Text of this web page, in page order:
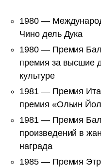
1980 —
Чино дель Дука
1980 — Премия
премия за высшие
культуре
1981 — Премия
премия «Ольин
1981 — Премия
произведений в
награда
1985 — Премия